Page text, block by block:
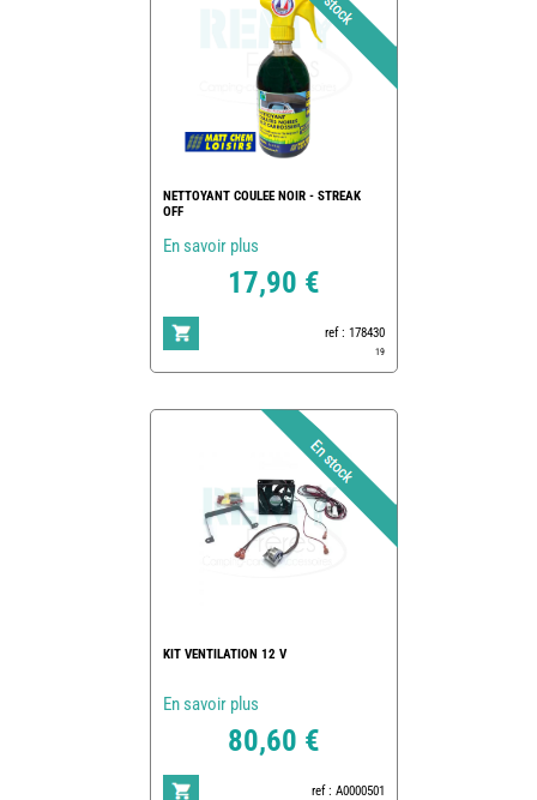
NETTOYANT COULEE NOIR - STREAK
OFF
En savoir plus
17,90 €
ref : 178430
19
KIT VENTILATION 12 V
En savoir plus
80,60 €
ref : A0000501